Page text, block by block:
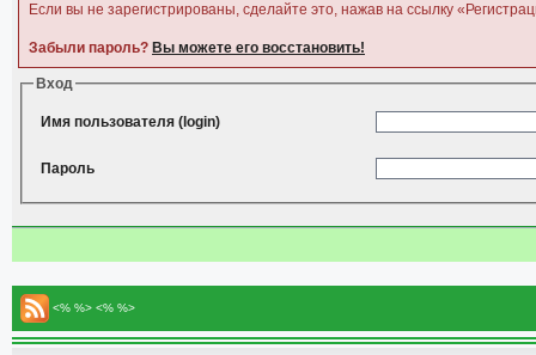
Если вы не зарегистрированы, сделайте это, нажав на ссылку
Забыли пароль? Вы можете его восстановить!
Вход
Имя пользователя (login)
Пароль
<% %> <% %>